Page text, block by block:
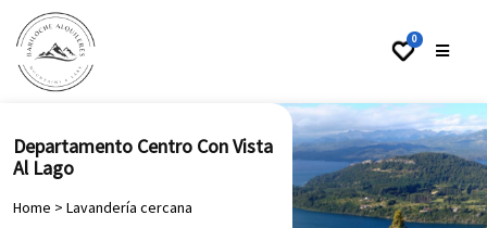
0
Departamento Centro Con Vista
Al Lago
Home > Lavandería cercana